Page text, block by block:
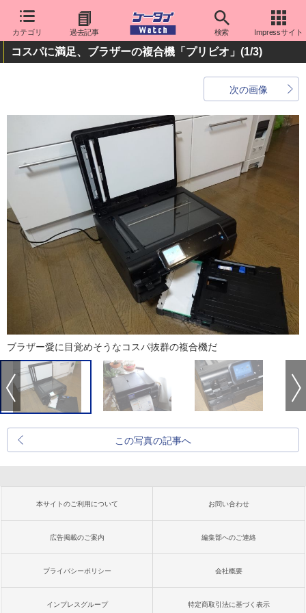
カテゴリ 過去記事 検索 Impressサイト
コスパに満足、ブラザーの複合機「プリビオ」 (1/3)
次の画像
ブラザー愛に目覚めそうなコスパ抜群の複合機だ
この写真の記事へ
本サイトのご利用について お問い合わせ
広告掲載のご案内 編集部へのご連絡
プライバシーポリシー 会社概要
インプレスグループ 特定商取引法に基づく表示